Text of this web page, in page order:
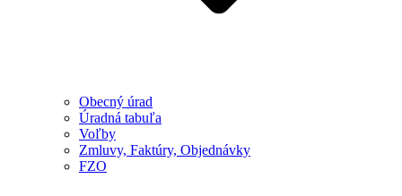
Obecný úrad
Úradná tabuľa
Voľby
Zmluvy, Faktúry, Objednávky
FZO